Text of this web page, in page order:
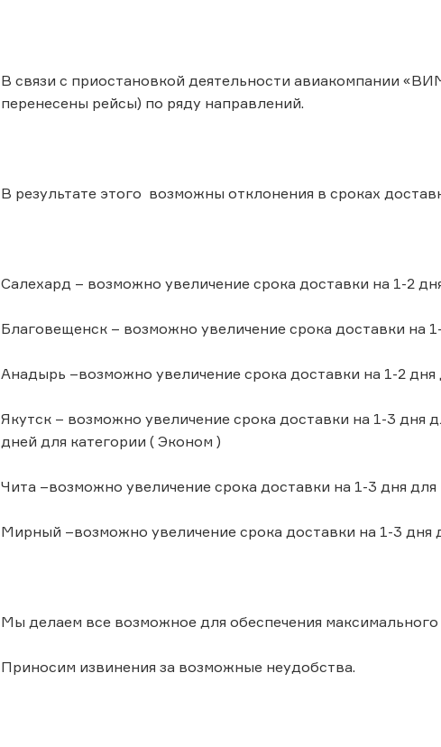
В связи с приостановкой деятельности авиакомпании
перенесены рейсы) по ряду направлений.
В результате этого возможны отклонения в сроках
Салехард – возможно увеличение срока доставки на 1-2
Благовещенск – возможно увеличение срока доставки на
Анадырь –возможно увеличение срока доставки на 1-2 дня
Якутск – возможно увеличение срока доставки на 1-3 дня
дней для категории ( Эконом )
Чита –возможно увеличение срока доставки на 1-3 дня для
Мирный –возможно увеличение срока доставки на 1-3 дня
Мы делаем все возможное для обеспечения максимального
Приносим извинения за возможные неудобства.